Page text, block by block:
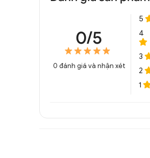
0/5
0 đánh giá và nhận xét
5
4
3
2
1